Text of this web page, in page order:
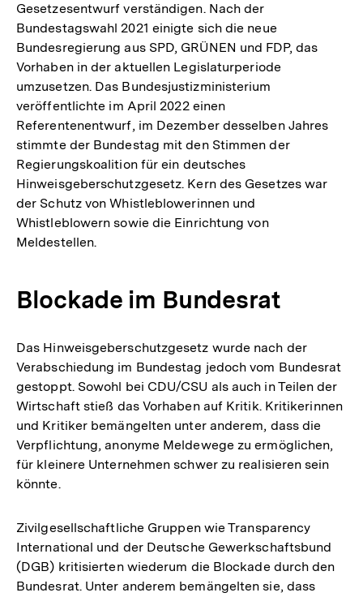
Gesetzesentwurf verständigen. Nach der
Bundestagswahl 2021 einigte sich die neue
Bundesregierung aus SPD, GRÜNEN und FDP, das
Vorhaben in der aktuellen Legislaturperiode
umzusetzen. Das Bundesjustizministerium
veröffentlichte im April 2022 einen
Referentenentwurf, im Dezember desselben Jahres
stimmte der Bundestag mit den Stimmen der
Regierungskoalition für ein deutsches
Hinweisgeberschutzgesetz. Kern des Gesetzes war
der Schutz von Whistleblowerinnen und
Whistleblowern sowie die Einrichtung von
Meldestellen.
Blockade im Bundesrat
Das Hinweisgeberschutzgesetz wurde nach der
Verabschiedung im Bundestag jedoch vom Bundesrat
gestoppt. Sowohl bei CDU/CSU als auch in Teilen der
Wirtschaft stieß das Vorhaben auf Kritik. Kritikerinnen
und Kritiker bemängelten unter anderem, dass die
Verpflichtung, anonyme Meldewege zu ermöglichen,
für kleinere Unternehmen schwer zu realisieren sein
könnte.
Zivilgesellschaftliche Gruppen wie Transparency
International und der Deutsche Gewerkschaftsbund
(DGB) kritisierten wiederum die Blockade durch den
Bundesrat. Unter anderem bemängelten sie, dass